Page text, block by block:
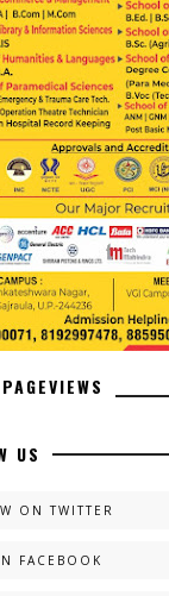
US
ON TWITTER
FACEBOOK